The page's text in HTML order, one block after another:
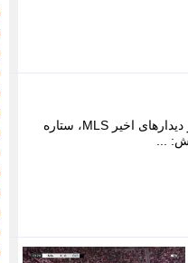
در دیدارهای اخیر MLS، ستاره های سرشناس شب متفاوتی را پشت سر گذاشتند. نواندیش: در دیدارهای اخیر MLS، ستاره